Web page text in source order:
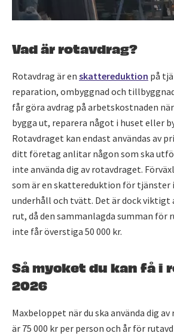
Vad är rotavdrag?
Rotavdrag är en skattereduktion på
reparation, ombyggnad och
får göra avdrag på arbetskostnaden
bygga ut, reparera något i huset eller
Rotavdraget kan endast användas av
ditt företag anlitar någon som ska
inte använda dig av rotavdraget.
som är en skattereduktion för tjänster
underhåll och tvätt. Det är dock viktigt
rut, då den sammanlagda summan för
inte får överstiga 50 000 kr.
Så mycket du kan få i
2026
Maxbeloppet när du ska använda dig
är 75 000 kr per person och år för